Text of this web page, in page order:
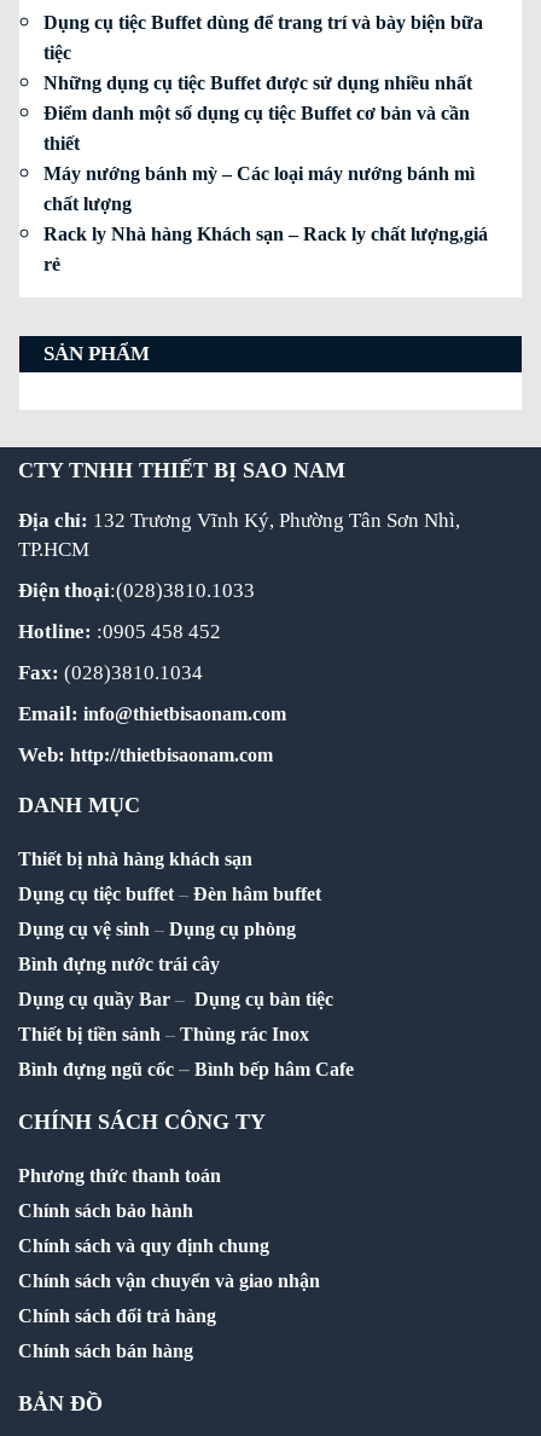
Dụng cụ tiệc Buffet dùng để trang trí và bày biện bữa
tiệc
Những dụng cụ tiệc Buffet được sử dụng nhiều nhất
Điểm danh một số dụng cụ tiệc Buffet cơ bản và cần
thiết
Máy nướng bánh mỳ – Các loại máy nướng bánh mì
chất lượng
Rack ly Nhà hàng Khách sạn – Rack ly chất lượng,giá
rẻ
SẢN PHẨM
CTY TNHH THIẾT BỊ SAO NAM
Địa chỉ: 132 Trương Vĩnh Ký, Phường Tân Sơn Nhì,
TP.HCM
Điện thoại:(028)3810.1033
Hotline: :0905 458 452
Fax: (028)3810.1034
Email: info@thietbisaonam.com
Web: http://thietbisaonam.com
DANH MỤC
Thiết bị nhà hàng khách sạn
Dụng cụ tiệc buffet – Đèn hâm buffet
Dụng cụ vệ sinh – Dụng cụ phòng
Bình đựng nước trái cây
Dụng cụ quầy Bar – Dụng cụ bàn tiệc
Thiết bị tiền sảnh – Thùng rác Inox
Bình đựng ngũ cốc – Bình bếp hâm Cafe
CHÍNH SÁCH CÔNG TY
Phương thức thanh toán
Chính sách bảo hành
Chính sách và quy định chung
Chính sách vận chuyển và giao nhận
Chính sách đổi trả hàng
Chính sách bán hàng
BẢN ĐỒ